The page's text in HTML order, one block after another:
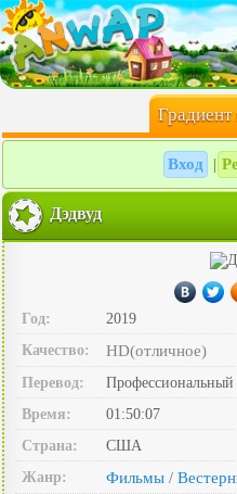
Вход
Дэдвуд
Год:
2019
Качество:
HD(отличное)
Перевод:
Время:
01:50:07
Страна:
США
Жанр:
Фильмы /